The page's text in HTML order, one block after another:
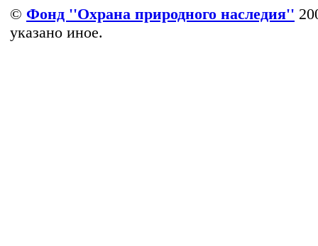
© Фонд ''Охрана природного наследия''
указано иное.